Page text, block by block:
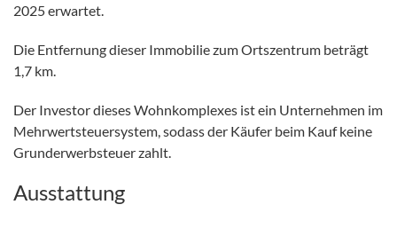
2025 erwartet.
Die Entfernung dieser Immobilie zum Ortszentrum beträgt
1,7 km.
Der Investor dieses Wohnkomplexes ist ein Unternehmen im
Mehrwertsteuersystem, sodass der Käufer beim Kauf keine
Grunderwerbsteuer zahlt.
Ausstattung